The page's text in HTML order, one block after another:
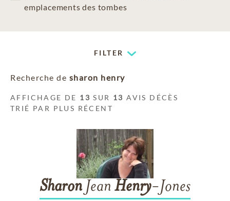
emplacements des tombes
FILTER
Recherche de sharon henry
AFFICHAGE DE 13 SUR 13 AVIS DÉCÈS
TRIÉ PAR PLUS RÉCENT
Sharon Jean Henry-Jones